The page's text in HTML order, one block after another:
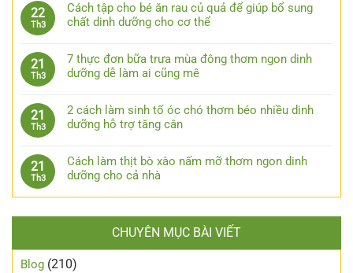
22
Th3
Cách tập cho bé ăn rau củ quả để giúp bổ sung
chất dinh dưỡng cho cơ thể
21
Th3
7 thực đơn bữa trưa mùa đông thơm ngon dinh
dưỡng dễ làm ai cũng mê
21
Th3
2 cách làm sinh tố óc chó thơm béo nhiều dinh
dưỡng hỗ trợ tăng cân
21
Th3
Cách làm thịt bò xào nấm mỡ thơm ngon dinh
dưỡng cho cả nhà
CHUYÊN MỤC BÀI VIẾT
Blog (210)